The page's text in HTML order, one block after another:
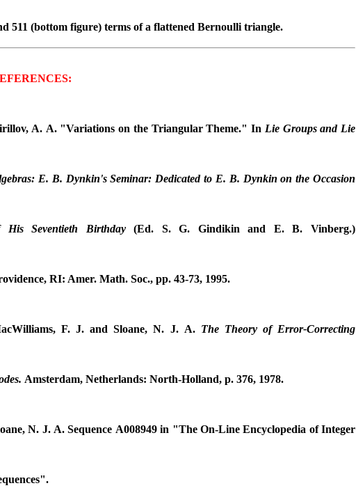
and 511 (bottom figure) terms of a flattened Bernoulli triangle.
REFERENCES:
A. A. "Variations on the Triangular Theme." In Lie Groups and Lie
E. B. Dynkin's Seminar: Dedicated to E. B. Dynkin on the Occasion
His Seventieth Birthday(Ed. S. G. Gindikin and E. B. Vinberg.)
Providence, RI: Amer. Math. Soc., pp. 43-73, 1995.
F. J. and Sloane, N. J. A. The Theory of Error-Correcting
Amsterdam, Netherlands: North-Holland, p. 376, 1978.
N. J. A. Sequence A008949 in "The On-Line Encyclopedia of Integer
Sequences."